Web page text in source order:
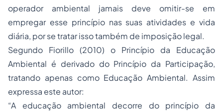
operador ambiental jamais deve omitir-se em
empregar esse princípio nas suas atividades e vida
diária, por se tratar isso também de imposição legal.
Segundo Fiorillo (2010) o Princípio da Educação
Ambiental é derivado do Princípio da Participação,
tratando apenas como Educação Ambiental. Assim
expressa este autor:
“A educação ambiental decorre do princípio da